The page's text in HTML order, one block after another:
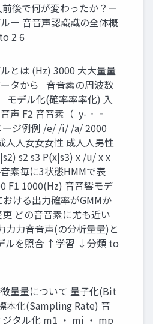
後で何が変わったか？ー
ー ⾳音声認識識の全体概
2 6
とは (Hz) 3000 ⼤大量量
タから ⾳音素の周波数
モデル化(確率率率化) ⼊
音声 F2 ⾳音素（ y-‐‑‒
ジ例例 /e/ /i/ /a/ 2000
⼈人⼥女女性 成⼈人男性
s2 s3 P(x|s3) x /u/ x x
素毎に3状態HMMで表
F1 1000(Hz) ⾳音響モデ
ける出力確率がGMMか
どの⾳音素に尤も近い
力力⾳音声(の分析量量)と
ルを照合 ↑学習 ↓分類 to
量量について 量子化(Bit
本化(Sampling Rate) 音
ジタル化 m1 ・ mj ・ mp